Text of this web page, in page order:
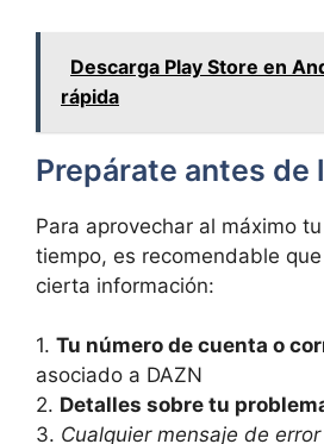
Descarga Play Store en
rápida
Prepárate antes de
Para aprovechar al máximo
tiempo, es recomendable
cierta información:
1. Tu número de cuenta o
asociado a DAZN
2. Detalles sobre tu
3. Cualquier mensaje de error